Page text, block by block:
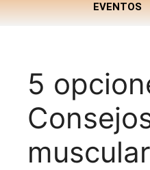
EVENTOS
5